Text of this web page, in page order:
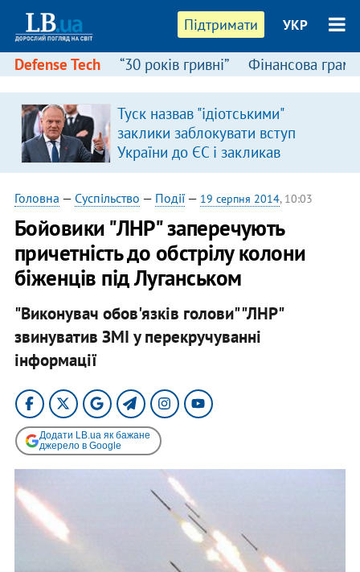
Підтримати УКР
Defense Tech “30 років гривні” Фінансова
Туск назвав "ідіотськими"
заклики заблокувати вступ
України до ЄС і закликав
припинити антиукраїнську
риторику
Головна — Суспільство — Події— 19 серпня 2014, 10:03
Бойовики "ЛНР" заперечують
причетність до обстрілу колони
біженців під Луганськом
"Виконувач обов'язків голови" "ЛНР"
звинуватив ЗМІ у перекручуванні
інформації
Додати LB.ua як бажане
джерело в Google